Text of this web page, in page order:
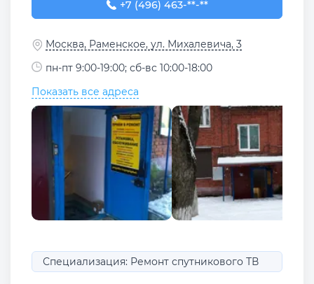
+7 (496) 463-21-27
+7 (496) 463-**-**
Москва, Раменское, ул. Михалевича, 3
пн-пт 9:00-19:00; сб-вс 10:00-18:00
Показать все адреса
Специализация: Ремонт спутникового ТВ